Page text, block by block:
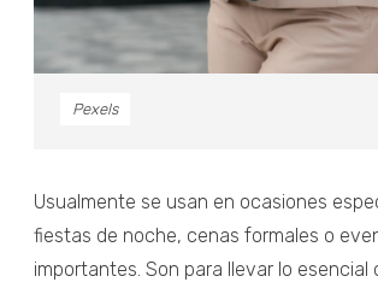
Pexels
Usualmente se usan en ocasiones
fiestas de noche, cenas formales o
importantes. Son para llevar lo esencial